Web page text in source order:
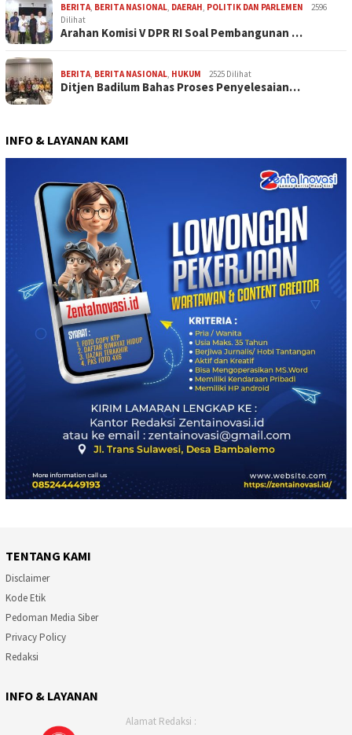
BERITA, BERITA NASIONAL, DAERAH, POLITIK DAN PARLEMEN
2596
Dilihat
Arahan Komisi V DPR RI Soal Pembangunan …
BERITA, BERITA NASIONAL, HUKUM 2525 Dilihat
Ditjen Badilum Bahas Proses Penyelesaian…
INFO & LAYANAN KAMI
TENTANG KAMI
Disclaimer
Kode Etik
Pedoman Media Siber
Privacy Policy
Redaksi
INFO & LAYANAN
Alamat Redaksi :